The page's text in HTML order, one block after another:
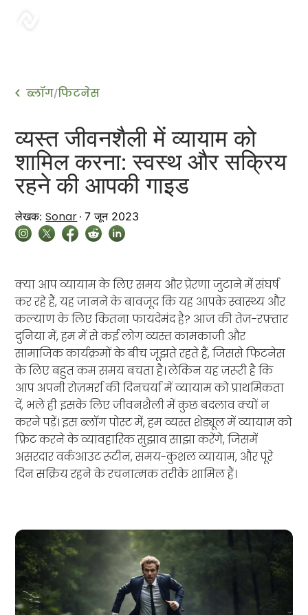
ब्लॉग/फिटनेस
व्यस्त जीवनशैली में व्यायाम को
शामिल करना: स्वस्थ और सक्रिय
रहने की आपकी गाइड
लेखक: Sonar 7 जून 2023
क्या आप व्यायाम के लिए समय और प्रेरणा जुटाने में संघर्ष
कर रहे हैं, यह जानने के बावजूद कि यह आपके स्वास्थ्य और
कल्याण के लिए कितना फायदेमंद है? आज की तेज़-रफ़्तार
दुनिया में, हम में से कई लोग व्यस्त कामकाजी और
सामाजिक कार्यक्रमों के बीच जूझते रहते हैं, जिससे फिटनेस
के लिए बहुत कम समय बचता है। लेकिन यह ज़रूरी है कि
आप अपनी रोज़मर्रा की दिनचर्या में व्यायाम को प्राथमिकता
दें, भले ही इसके लिए जीवनशैली में कुछ बदलाव क्यों न
करने पड़ें। इस ब्लॉग पोस्ट में, हम व्यस्त शेड्यूल में व्यायाम को
फ़िट करने के व्यावहारिक सुझाव साझा करेंगे, जिसमें
असरदार वर्कआउट रूटीन, समय-कुशल व्यायाम, और पूरे
दिन सक्रिय रहने के रचनात्मक तरीके शामिल हैं।